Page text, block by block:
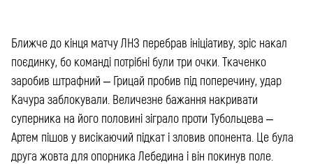
Ближче до кінця матчу ЛНЗ перебрав ініціативу, зріс накал
поєдинку, бо команді потрібні були три очки. Ткаченко
заробив штрафний – Грицай пробив під поперечину, удар
Качура заблокували. Величезне бажання накривати
суперника на його половині зіграло проти Тубольцева –
Артем пішов у висікаючий підкат і зловив опонента. Це була
друга жовта для опорника Лебедина і він покинув поле.